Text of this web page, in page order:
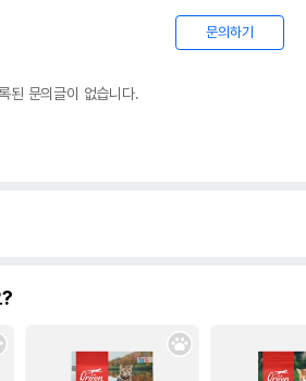
문의하기
된 문의글이 없습니다.